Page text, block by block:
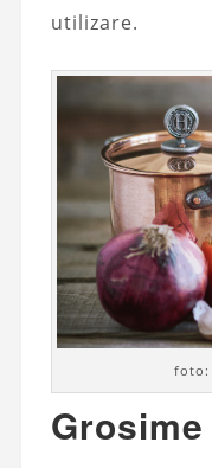
utilizare.
foto: